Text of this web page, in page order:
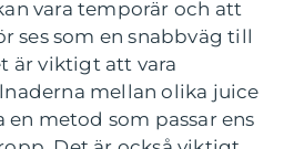
vara temporär och att
ses som en snabbväg till
är viktigt att vara
mellan olika juice
metod som passar ens